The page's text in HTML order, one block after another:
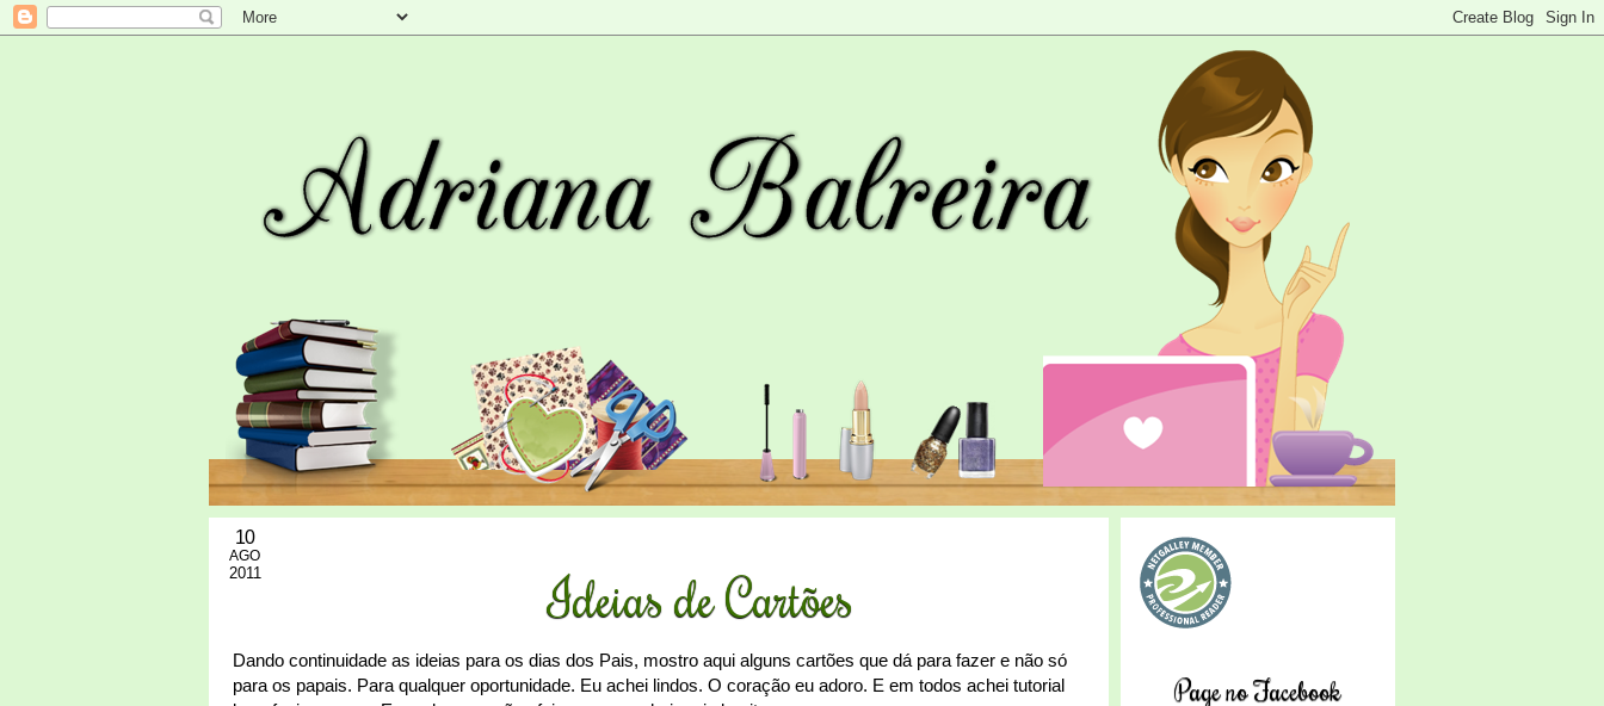
10
AGO
2011 Ideias de Cartões
Dando continuidade as ideias para os dias dos Pais, mostro aqui alguns cartões que dá para fazer e não só
para os papais. Para qualquer oportunidade. Eu achei lindos. O coração eu adoro. E em todos achei tutorial
Page no Facebook